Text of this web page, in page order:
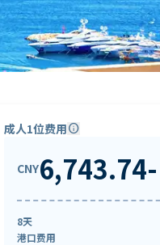
成人1位费用info
CNY6,743.74-
8天
港口费用